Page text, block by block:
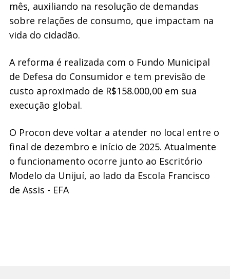
mês, auxiliando na resolução de demandas
sobre relações de consumo, que impactam na
vida do cidadão.
A reforma é realizada com o Fundo Municipal
de Defesa do Consumidor e tem previsão de
custo aproximado de R$158.000,00 em sua
execução global.
O Procon deve voltar a atender no local entre o
final de dezembro e início de 2025. Atualmente
o funcionamento ocorre junto ao Escritório
Modelo da Unijuí, ao lado da Escola Francisco
de Assis - EFA